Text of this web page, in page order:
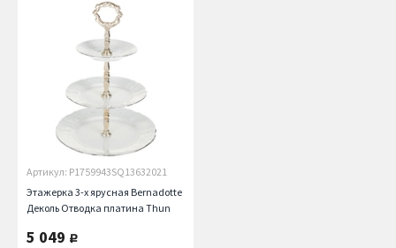
Артикул: P1759943SQ13632021
Этажерка 3-х ярусная Bernadotte
Деколь Отводка платина Thun
5 049 руб.